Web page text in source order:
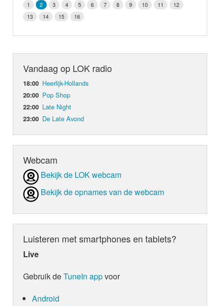
Info
1
2 3 4 5 6 7 8 9 10 11
12
13
14 15 16
Vandaag op LOK radio
18:00 Heerlijk-Hollands
20:00 Pop Shop
22:00 Late Night
23:00 De Late Avond
Webcam
Bekijk de LOK webcam
Bekijk de opnames van de webcam
Luisteren met smartphones en tablets?
Live
Gebruik deTuneIn appvoor
Android